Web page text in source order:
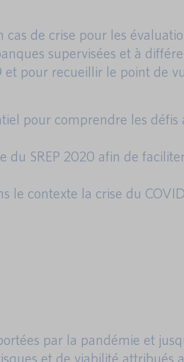
de crise pour les
supervisées et à
pour recueillir le point de
pour comprendre les défis
SREP 2020 afin de
le contexte la crise du
par la pandémie et
et de viabilité attribués